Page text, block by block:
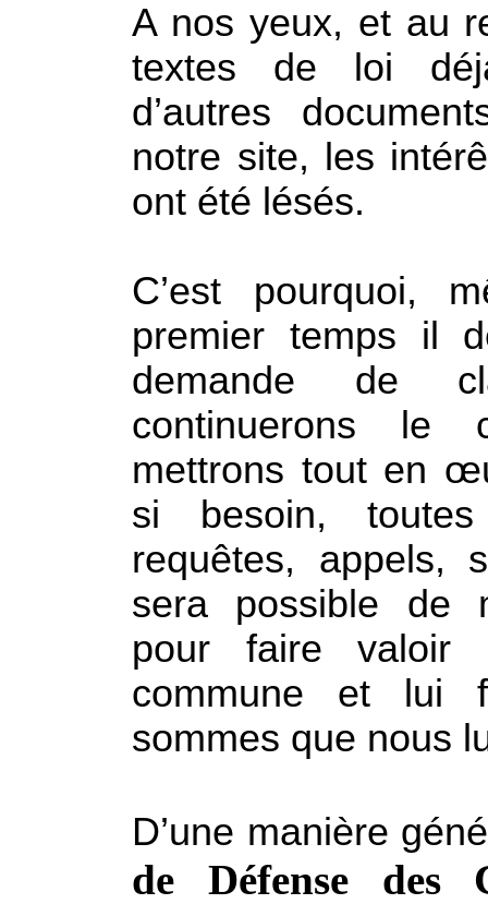
A nos yeux, et au
textes de loi
d’autres
notre site, les
ont été lésés.
C’est pourquoi,
premier temps il
demande de
continuerons le
mettrons tout en
si besoin,
requêtes, appels,
sera possible de
pour faire
commune et lui
sommes que nous
D’une manière
de Défense des